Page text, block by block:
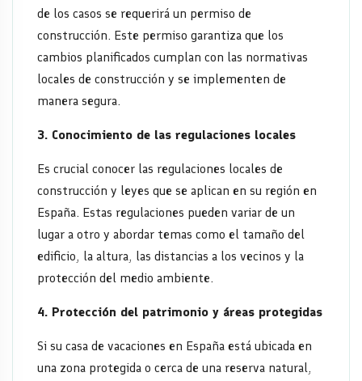
de los casos se requerirá un permiso de
construcción. Este permiso garantiza que los
cambios planificados cumplan con las normativas
locales de construcción y se implementen de
manera segura.
3. Conocimiento de las regulaciones locales
Es crucial conocer las regulaciones locales de
construcción y leyes que se aplican en su región en
España. Estas regulaciones pueden variar de un
lugar a otro y abordar temas como el tamaño del
edificio, la altura, las distancias a los vecinos y la
protección del medio ambiente.
4. Protección del patrimonio y áreas protegidas
Si su casa de vacaciones en España está ubicada en
una zona protegida o cerca de una reserva natural,